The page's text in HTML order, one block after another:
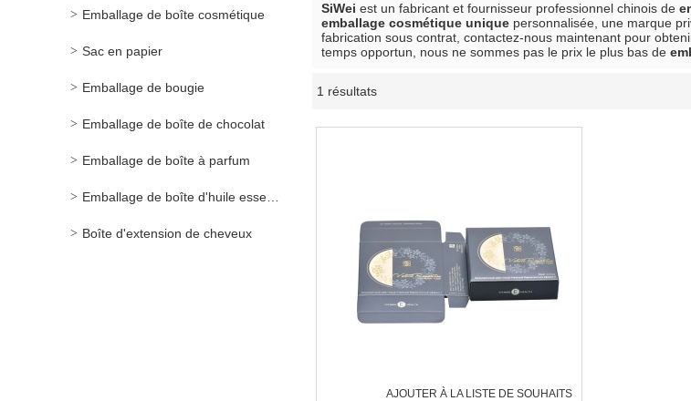
Emballage de boîte cosmétique
Sac en papier
Emballage de bougie
Emballage de boîte de chocolat
Emballage de boîte à parfum
Emballage de boîte d'huile essentielle
Boîte d'extension de cheveux
SiWei est un fabricant et fournisseur professionnel chinois de
emballage cosmétique unique personnalisée, une marque
fabrication sous contrat, contactez-nous maintenant pour
temps opportun, nous ne sommes pas le prix le plus bas de
1 résultats
AJOUTER À LA LISTE DE SOUHAITS